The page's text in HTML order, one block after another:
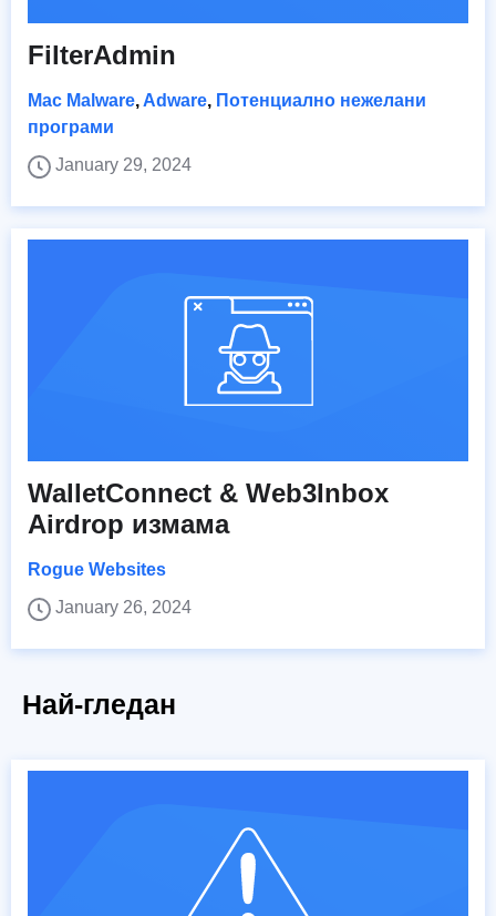
FilterAdmin
Mac Malware, Adware, Потенциално нежелани
програми
January 29, 2024
WalletConnect & Web3Inbox
Airdrop измама
Rogue Websites
January 26, 2024
Най-гледан